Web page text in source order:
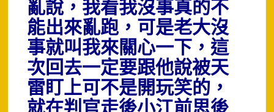
亂說，我看我沒事真的不
能出來亂跑，可是老大沒
事就叫我來關心一下，這
次回去一定要跟他說被天
雷盯上可不是開玩笑的，